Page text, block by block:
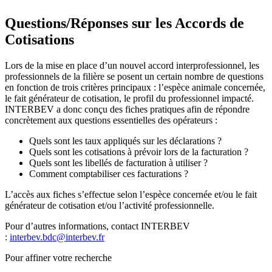
Questions/Réponses sur les Accords de
Cotisations
Lors de la mise en place d’un nouvel accord interprofessionnel, les
professionnels de la filière se posent un certain nombre de questions
en fonction de trois critères principaux : l’espèce animale concernée,
le fait générateur de cotisation, le profil du professionnel impacté.
INTERBEV a donc conçu des fiches pratiques afin de répondre
concrètement aux questions essentielles des opérateurs :
Quels sont les taux appliqués sur les déclarations ?
Quels sont les cotisations à prévoir lors de la facturation ?
Quels sont les libellés de facturation à utiliser ?
Comment comptabiliser ces facturations ?
L’accès aux fiches s’effectue selon l’espèce concernée et/ou le fait
générateur de cotisation et/ou l’activité professionnelle.
Pour d’autres informations, contact INTERBEV
: interbev.bdc@interbev.fr
Pour affiner votre recherche